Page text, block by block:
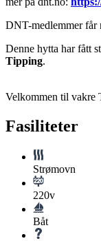
DNT-medlemmer får
Denne hytta har fått
Tipping.
Velkommen til vakre
Fasiliteter
Strømovn
220v
Båt